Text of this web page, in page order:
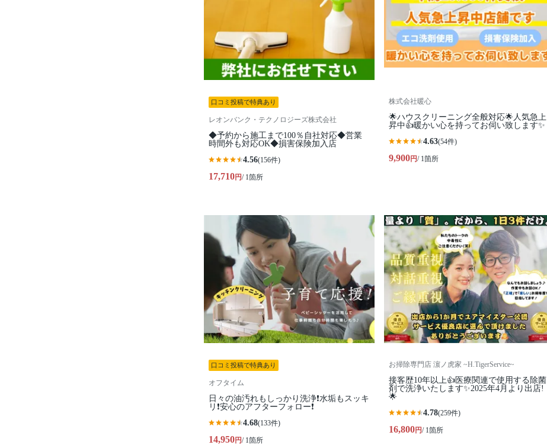
口コミ投稿で特典あり
レオンバンク・テクノロジーズ株式会社
◆予約から施工まで100％自社対応◆営業
時間外も対応OK◆損害保険加入店
4.56(156件)
17,710円/ 1箇所
株式会社暖心
🌟ハウスクリーニング全般対応🌟人気急上
昇中👍暖かい心を持ってお伺い致します✨
4.63(54件)
9,900円/ 1箇所
口コミ投稿で特典あり
オフタイム
日々の油汚れもしっかり洗浄❗️水垢もスッキ
リ❗️安心のアフターフォロー❗️
4.68(133件)
14,950円/ 1箇所
お掃除専門店 濵ノ虎家 ~H.TigerService~
接客歴10年以上👍医療関連で使用する除菌
剤で洗浄いたします✨2025年4月より出店!
🌟
4.78(259件)
16,800円/ 1箇所